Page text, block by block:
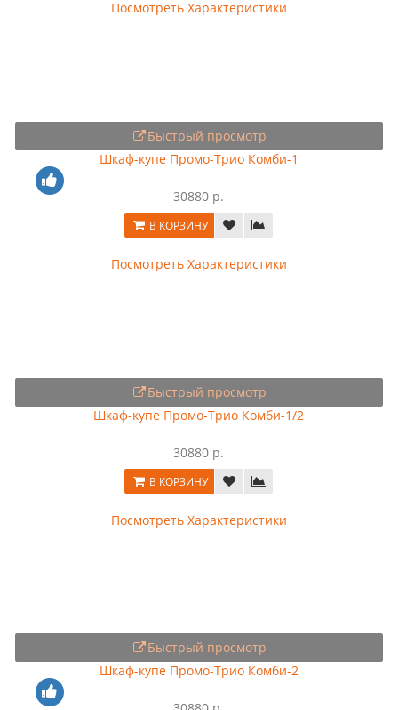
Посмотреть Характеристики
Быстрый просмотр
Шкаф-купе Промо-Трио Комби-1
30880 р.
В КОРЗИНУ
Посмотреть Характеристики
Быстрый просмотр
Шкаф-купе Промо-Трио Комби-1/2
30880 р.
В КОРЗИНУ
Посмотреть Характеристики
Быстрый просмотр
Шкаф-купе Промо-Трио Комби-2